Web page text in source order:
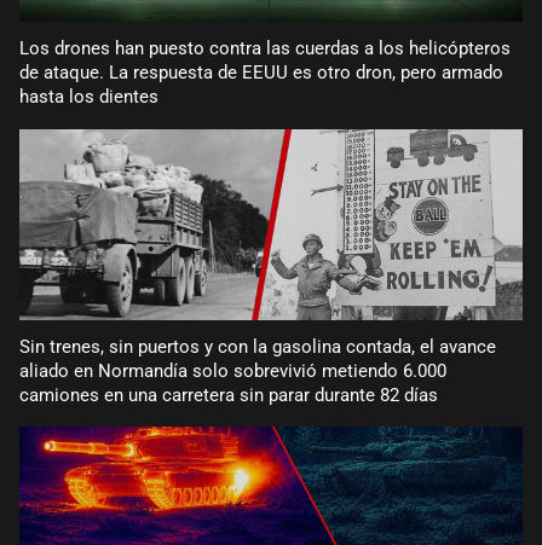
Los drones han puesto contra las cuerdas a los helicópteros
de ataque. La respuesta de EEUU es otro dron, pero armado
hasta los dientes
Sin trenes, sin puertos y con la gasolina contada, el avance
aliado en Normandía solo sobrevivió metiendo 6.000
camiones en una carretera sin parar durante 82 días